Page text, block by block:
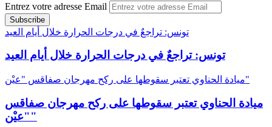
Entrez votre adresse Email
تونس: تراجعٌ في درجات الحرارة خلال أيام العيد
تونس: تراجعٌ في درجات الحرارة خلال أيام العيد
ميادة الحناوي تعتبر سقوطها على ركح مهرجان صفاقس "عيْن"
ميادة الحناوي تعتبر سقوطها على ركح مهرجان صفاقس
"عيْن"